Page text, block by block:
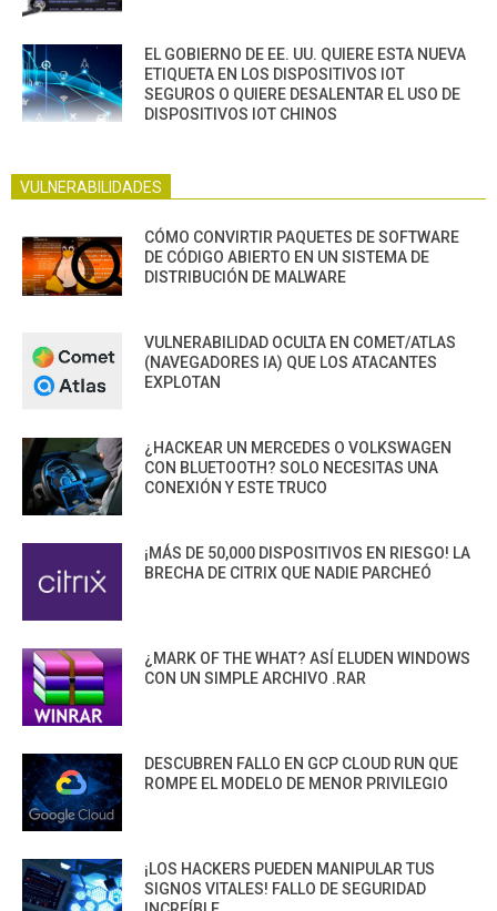
EL GOBIERNO DE EE. UU. QUIERE ESTA NUEVA
ETIQUETA EN LOS DISPOSITIVOS IOT
SEGUROS O QUIERE DESALENTAR EL USO DE
DISPOSITIVOS IOT CHINOS
VULNERABILIDADES
CÓMO CONVIRTIR PAQUETES DE SOFTWARE
DE CÓDIGO ABIERTO EN UN SISTEMA DE
DISTRIBUCIÓN DE MALWARE
VULNERABILIDAD OCULTA EN COMET/ATLAS
(NAVEGADORES IA) QUE LOS ATACANTES
EXPLOTAN
¿HACKEAR UN MERCEDES O VOLKSWAGEN
CON BLUETOOTH? SOLO NECESITAS UNA
CONEXIÓN Y ESTE TRUCO
¡MÁS DE 50,000 DISPOSITIVOS EN RIESGO! LA
BRECHA DE CITRIX QUE NADIE PARCHEÓ
¿MARK OF THE WHAT? ASÍ ELUDEN WINDOWS
CON UN SIMPLE ARCHIVO .RAR
DESCUBREN FALLO EN GCP CLOUD RUN QUE
ROMPE EL MODELO DE MENOR PRIVILEGIO
¡LOS HACKERS PUEDEN MANIPULAR TUS
SIGNOS VITALES! FALLO DE SEGURIDAD